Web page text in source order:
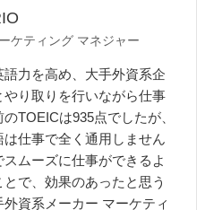
ケティング マネジャー
力を高め、大手外資系企
り取りを行いながら仕事
TOEICは935点でしたが、
仕事で全く通用しません
ムーズに仕事ができるよ
で、効果のあったと思う
資系メーカー マーケティ